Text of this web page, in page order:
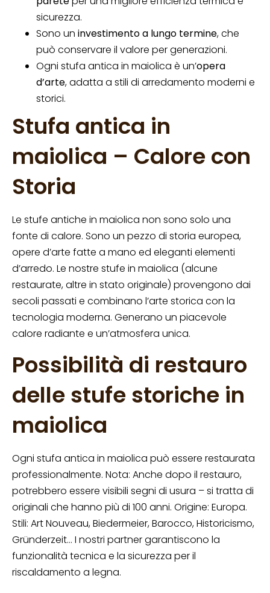
sicurezza.
Sono un investimento a lungo termine, che
può conservare il valore per generazioni.
Ogni stufa antica in maiolica è un’opera
d’arte, adatta a stili di arredamento moderni e
storici.
Stufa antica in
maiolica – Calore con
Storia
Le stufe antiche in maiolica non sono solo una
fonte di calore. Sono un pezzo di storia europea,
opere d’arte fatte a mano ed eleganti elementi
d’arredo. Le nostre stufe in maiolica (alcune
restaurate, altre in stato originale) provengono dai
secoli passati e combinano l’arte storica con la
tecnologia moderna. Generano un piacevole
calore radiante e un’atmosfera unica.
Possibilità di restauro
delle stufe storiche in
maiolica
Ogni stufa antica in maiolica può essere restaurata
professionalmente. Nota: Anche dopo il restauro,
potrebbero essere visibili segni di usura – si tratta di
originali che hanno più di 100 anni. Origine: Europa.
Stili: Art Nouveau, Biedermeier, Barocco, Historicismo,
Gründerzeit… I nostri partner garantiscono la
funzionalità tecnica e la sicurezza per il
riscaldamento a legna.